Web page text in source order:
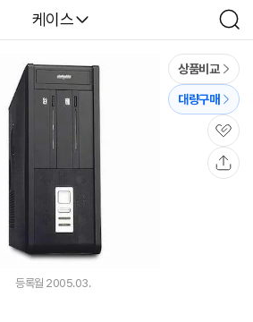
다나와
케이스
검
색
상품비교
대량구매
관
심
등록월 2005.03.